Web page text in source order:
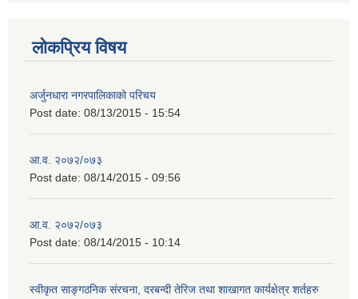
लोकप्रिय विषय
अर्जुनधारा नगरपालिकाको परिचय
Post date: 08/13/2015 - 15:54
आ.व. २०७२/०७३
Post date: 08/14/2015 - 09:56
आ.व. २०७२/०७३
Post date: 08/14/2015 - 10:14
स्वीकृत साङ्गठनिक संरचना, दरबन्दी तेरिज तथा शाखागत कार्यक्षेत्र शर्तहरु